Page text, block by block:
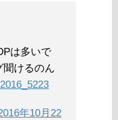
は多いで
聞けるのん
年10月22